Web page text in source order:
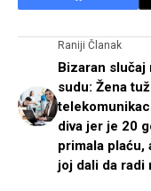
Raniji Članak
Bizaran slučaj
sudu: Žena
diva jer je 20
primala plaću,
joj dali da radi